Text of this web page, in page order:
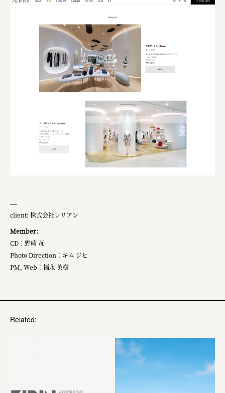
client: 株式会社レリアン
Member:​
CD：野崎 亙 ​
Photo Direction：キム ジヒ
PM, Web：福永 英樹
Related: